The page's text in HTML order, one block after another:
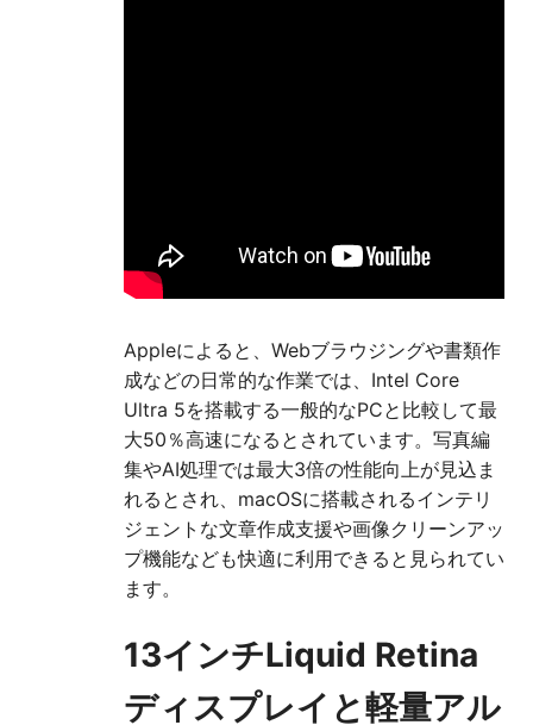
Appleによると、Webブラウジングや書類作
成などの日常的な作業では、Intel Core
Ultra 5を搭載する一般的なPCと比較して最
大50％高速になるとされています。写真編
集やAI処理では最大3倍の性能向上が見込ま
れるとされ、macOSに搭載されるインテリ
ジェントな文章作成支援や画像クリーンアッ
プ機能なども快適に利用できると見られてい
ます。
13インチLiquid Retina
ディスプレイと軽量アル